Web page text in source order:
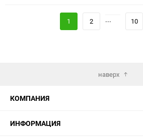
1 2 ... 10
наверх
КОМПАНИЯ
ИНФОРМАЦИЯ